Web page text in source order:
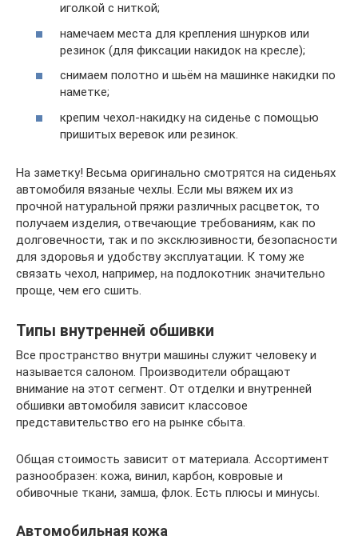
иголкой с ниткой;
намечаем места для крепления шнурков или
резинок (для фиксации накидок на кресле);
снимаем полотно и шьём на машинке накидки по
наметке;
крепим чехол-накидку на сиденье с помощью
пришитых веревок или резинок.
На заметку! Весьма оригинально смотрятся на сиденьях
автомобиля вязаные чехлы. Если мы вяжем их из
прочной натуральной пряжи различных расцветок, то
получаем изделия, отвечающие требованиям, как по
долговечности, так и по эксклюзивности, безопасности
для здоровья и удобству эксплуатации. К тому же
связать чехол, например, на подлокотник значительно
проще, чем его сшить.
Типы внутренней обшивки
Все пространство внутри машины служит человеку и
называется салоном. Производители обращают
внимание на этот сегмент. От отделки и внутренней
обшивки автомобиля зависит классовое
представительство его на рынке сбыта.
Общая стоимость зависит от материала. Ассортимент
разнообразен: кожа, винил, карбон, ковровые и
обивочные ткани, замша, флок. Есть плюсы и минусы.
Автомобильная кожа